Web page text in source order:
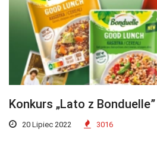
Konkurs „Lato z Bonduelle”
20 Lipiec 2022 3016